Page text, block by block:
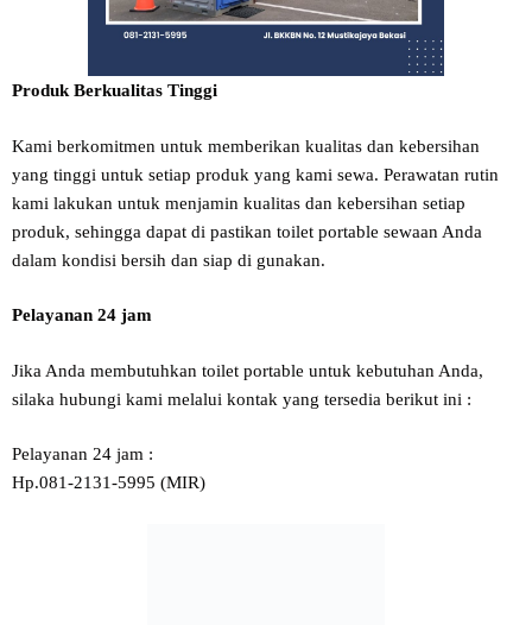
Produk Berkualitas Tinggi
Kami berkomitmen untuk memberikan kualitas dan kebersihan
yang tinggi untuk setiap produk yang kami sewa. Perawatan rutin
kami lakukan untuk menjamin kualitas dan kebersihan setiap
produk, sehingga dapat di pastikan toilet portable sewaan Anda
dalam kondisi bersih dan siap di gunakan.
Pelayanan 24 jam
Jika Anda membutuhkan toilet portable untuk kebutuhan Anda,
silaka hubungi kami melalui kontak yang tersedia berikut ini :
Pelayanan 24 jam :
Hp.081-2131-5995 (MIR)